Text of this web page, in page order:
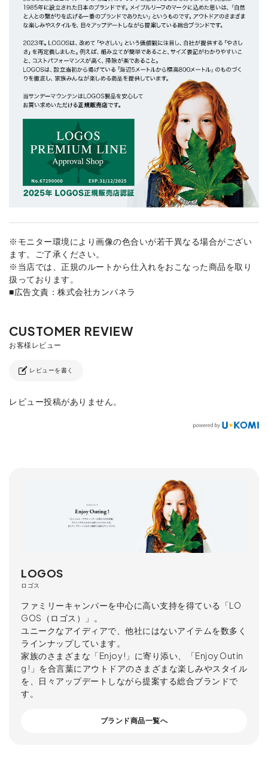
※モニター環境により画像の色合いが若干異なる場合がござい
ます。ご了承ください。
※当店では、正規のルートから仕入れをおこなった商品を取り
扱っております。
■広告文責：株式会社カンパネラ
レビューを書く
レビュー投稿がありません。
LOGOS
ロゴス
ファミリーキャンパーを中心に高い支持を得ている「LO
GOS（ロゴス）」。
ユニークなアイディアで、他社にはないアイテムを数多く
ラインナップしています。
家族のさまざまな「Enjoy !」に寄り添い、「Enjoy Outin
g !」を合言葉にアウトドアのさまざまな楽しみやスタイル
を、日々アップデートしながら提案する総合ブランドで
す。
ブランド商品一覧へ